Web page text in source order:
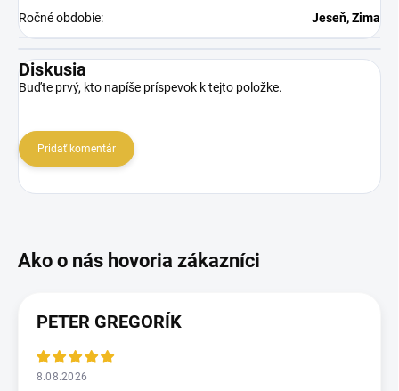
Ročné obdobie: Jeseň, Zima
Diskusia
Buďte prvý, kto napíše príspevok k tejto položke.
Pridať komentár
PETER GREGORÍK
8.08.2026